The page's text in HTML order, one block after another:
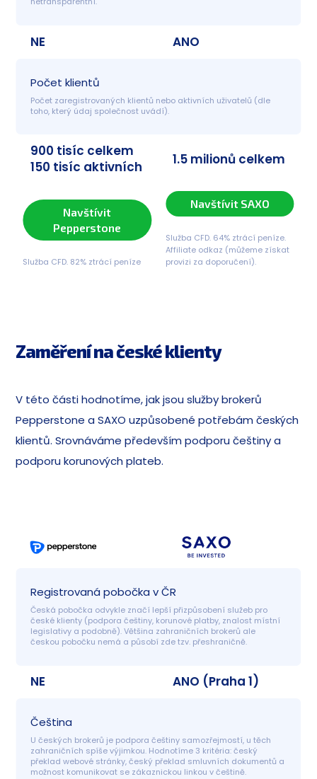
NE ANO
Počet klientů
Počet zaregistrovaných klientů nebo aktivních uživatelů (dle
toho, který údaj společnost uvádí).
900 tisíc celkem
150 tisíc aktivních
1.5 milionů celkem
Navštívit
Pepperstone
Služba CFD. 82% ztrácí peníze
Navštívit SAXO
Služba CFD. 64% ztrácí peníze.
Affiliate odkaz (můžeme získat
provizi za doporučení).
Zaměření na české klienty
V této části hodnotíme, jak jsou služby brokerů
Pepperstone a SAXO uzpůsobené potřebám českých
klientů. Srovnáváme především podporu češtiny a
podporu korunových plateb.
Registrovaná pobočka v ČR
Česká pobočka odvykle značí lepší přizpůsobení služeb pro
české klienty (podpora češtiny, korunové platby, znalost místní
legislativy a podobně). Většina zahraničních brokerů ale
českou pobočku nemá a působí zde tzv. přeshraničně.
NE ANO (Praha 1)
Čeština
U českých brokerů je podpora češtiny samozřejmostí, u těch
zahraničních spíše výjimkou. Hodnotíme 3 kritéria: český
překlad webové stránky, český překlad smluvních dokumentů a
možnost komunikovat se zákaznickou linkou v češtině.